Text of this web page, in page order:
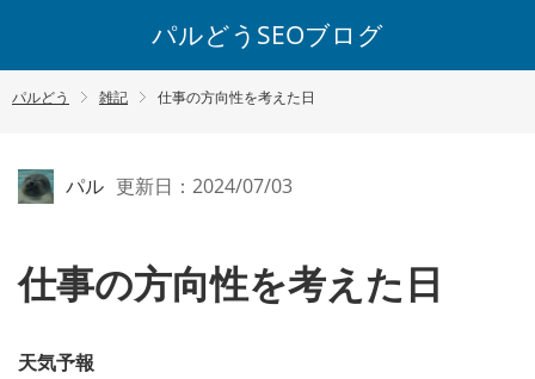
パルどうSEOブログ
パルどう 雑記 仕事の方向性を考えた日
パル 更新日：2024/07/03
仕事の方向性を考えた日
天気予報